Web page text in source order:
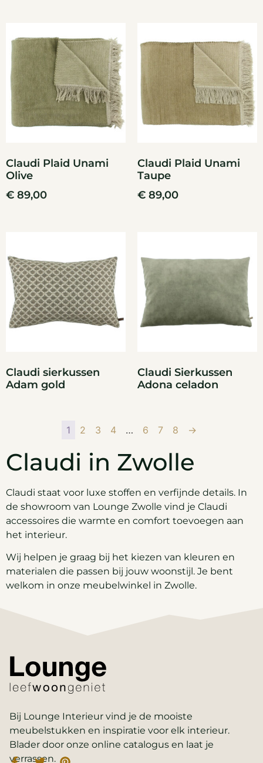
Claudi Plaid Unami
Olive
€ 89,00
Claudi Plaid Unami
Taupe
€ 89,00
Claudi sierkussen
Adam gold
Claudi Sierkussen
Adona celadon
1 2 3 4 … 6 7 8 →
Claudi in Zwolle
Claudi staat voor luxe stoffen en verfijnde details. In
de showroom van Lounge Zwolle vind je Claudi
accessoires die warmte en comfort toevoegen aan
het interieur.
Wij helpen je graag bij het kiezen van kleuren en
materialen die passen bij jouw woonstijl. Je bent
welkom in onze meubelwinkel in Zwolle.
Bij Lounge Interieur vind je de mooiste
meubelstukken en inspiratie voor elk interieur.
Blader door onze online catalogus en laat je
verrassen.